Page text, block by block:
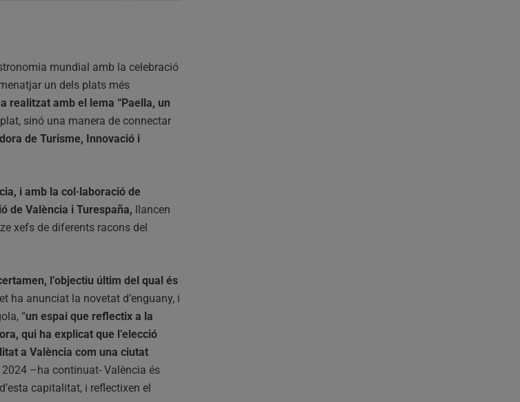
mundial amb la celebració
un dels plats més
realitzat amb el lema “Paella, un
sinó una manera de connectar
de Turisme, Innovació i
i amb la col·laboració de
de València i Turespaña, llancen
xefs de diferents racons del
l’objectiu últim del qual és
ha anunciat la novetat d’enguany, i
“un espai que reflectix a la
qui ha explicat que l’elecció
a València com una ciutat
2024 –ha continuat- València és
capitalitat, i reflectixen el